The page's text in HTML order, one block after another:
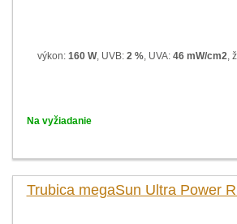
výkon: 160 W, UVB: 2 %, UVA: 46 mW/cm2,
Na vyžiadanie
Trubica megaSun Ultra Power